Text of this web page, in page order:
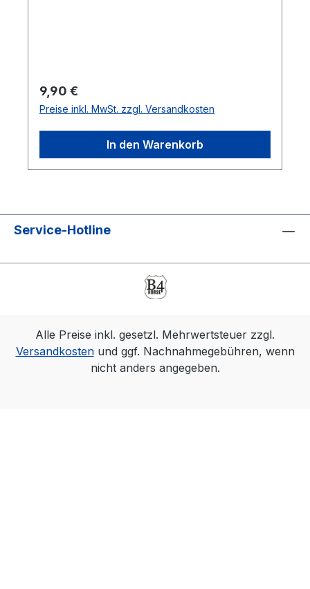
als Paar
Regulärer Preis:
9,90 €
Preise inkl. MwSt. zzgl. Versandkosten
In den Warenkorb
Service-Hotline
Alle Preise inkl. gesetzl. Mehrwertsteuer zzgl.
Versandkostenund ggf. Nachnahmegebühren, wenn
nicht anders angegeben.